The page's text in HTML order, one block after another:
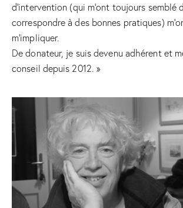
d’intervention (qui m’ont toujours semblé
correspondre à des bonnes pratiques)
m’impliquer.
De donateur, je suis devenu adhérent et
conseil depuis 2012. »